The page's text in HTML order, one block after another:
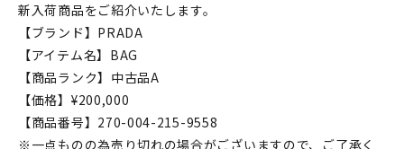
新入荷商品をご紹介いたします。
【ブランド】PRADA
【アイテム名】BAG
【商品ランク】中古品A
【価格】¥200,000
【商品番号】270-004-215-9558
※一点ものの為売り切れの場合がございますので、ご了承く